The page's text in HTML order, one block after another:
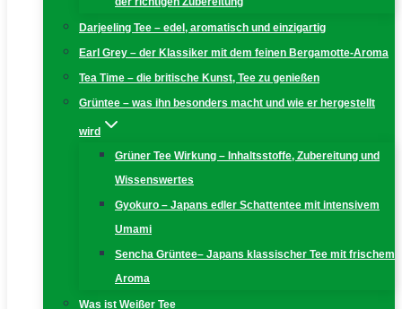
Darjeeling Tee – edel, aromatisch und einzigartig
Earl Grey – der Klassiker mit dem feinen Bergamotte-Aroma
Tea Time – die britische Kunst, Tee zu genießen
Grüntee – was ihn besonders macht und wie er hergestellt
wird
Grüner Tee Wirkung – Inhaltsstoffe, Zubereitung und
Wissenswertes
Gyokuro – Japans edler Schattentee mit intensivem
Umami
Sencha Grüntee– Japans klassischer Tee mit frischem
Aroma
Was ist Weißer Tee